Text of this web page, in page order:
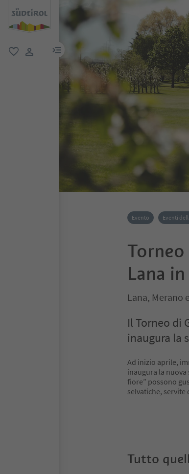
menu link
Evento Eventi
Lana
Lana, Merano
Il Torneo di
inaugura la
Ad inizio aprile,
inaugura la
fiore” possono
selvatiche, servite
Tutto